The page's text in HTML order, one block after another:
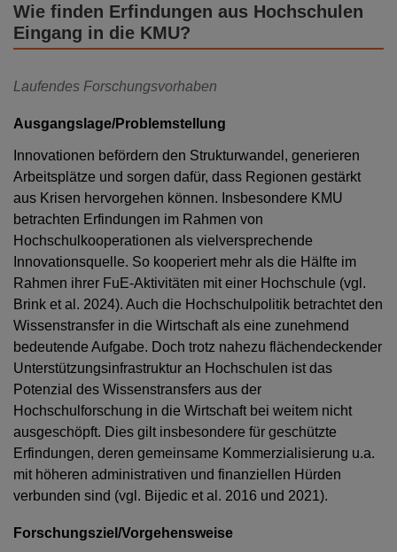
Wie finden Erfindungen aus Hochschulen
Eingang in die KMU?
Laufendes Forschungsvorhaben
Ausgangslage/Problemstellung
Innovationen befördern den Strukturwandel, generieren
Arbeitsplätze und sorgen dafür, dass Regionen gestärkt
aus Krisen hervorgehen können. Insbesondere KMU
betrachten Erfindungen im Rahmen von
Hochschulkooperationen als vielversprechende
Innovationsquelle. So kooperiert mehr als die Hälfte im
Rahmen ihrer FuE-Aktivitäten mit einer Hochschule (vgl.
Brink et al. 2024). Auch die Hochschulpolitik betrachtet den
Wissenstransfer in die Wirtschaft als eine zunehmend
bedeutende Aufgabe. Doch trotz nahezu flächendeckender
Unterstützungsinfrastruktur an Hochschulen ist das
Potenzial des Wissenstransfers aus der
Hochschulforschung in die Wirtschaft bei weitem nicht
ausgeschöpft. Dies gilt insbesondere für geschützte
Erfindungen, deren gemeinsame Kommerzialisierung u.a.
mit höheren administrativen und finanziellen Hürden
verbunden sind (vgl. Bijedic et al. 2016 und 2021).
Forschungsziel/Vorgehensweise